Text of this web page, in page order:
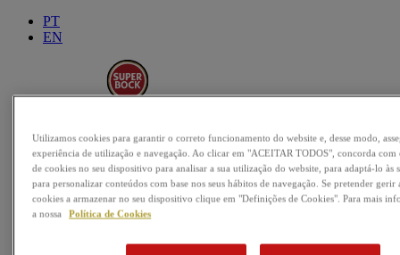
PT
EN
Passatempos
Música
Futebol
Utilizamos cookies para garantir o correto funcionamento do website e, desse modo,
experiência de utilização e navegação. Ao clicar em "ACEITAR TODOS", concorda com
de cookies no seu dispositivo para analisar a sua utilização do website, para adaptá-lo às
para personalizar conteúdos com base nos seus hábitos de navegação. Se pretender gerir
cookies a armazenar no seu dispositivo clique em "Definições de Cookies". Para mais
a nossa
Política de Cookies